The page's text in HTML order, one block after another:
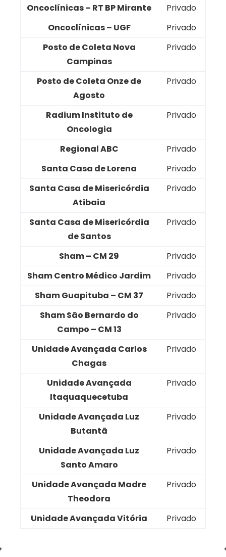
Oncoclínicas – RT BP Mirante
Privado
Oncoclínicas – UGF
Privado
Posto de Coleta Nova
Campinas
Privado
Posto de Coleta Onze de
Agosto
Privado
Radium Instituto de
Oncologia
Privado
Regional ABC
Privado
Santa Casa de Lorena
Privado
Santa Casa de Misericórdia
Atibaia
Privado
Santa Casa de Misericórdia
de Santos
Privado
Sham – CM 29
Privado
Sham Centro Médico Jardim
Privado
Sham Guapituba – CM 37
Privado
Sham São Bernardo do
Campo – CM 13
Privado
Unidade Avançada Carlos
Chagas
Privado
Unidade Avançada
Itaquaquecetuba
Privado
Unidade Avançada Luz
Butantã
Privado
Unidade Avançada Luz
Santo Amaro
Privado
Unidade Avançada Madre
Theodora
Privado
Unidade Avançada Vitória Privado